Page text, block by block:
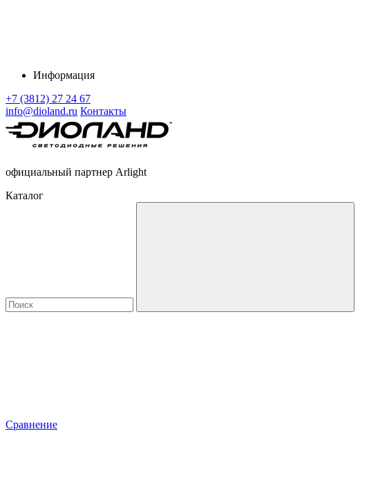
Информация
+7 (3812) 27 24 67
info@dioland.ru Контакты
официальный партнер Arlight
Каталог
Сравнение